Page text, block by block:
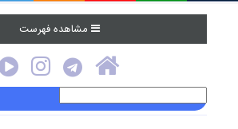
مشاهده فهرست